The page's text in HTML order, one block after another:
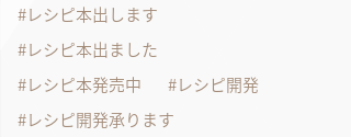
レシピ本出します
レシピ本出ました
レシピ本発売中
レシピ開発
レシピ開発承ります